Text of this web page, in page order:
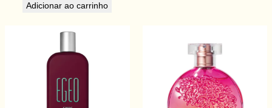
Adicionar ao carrinho